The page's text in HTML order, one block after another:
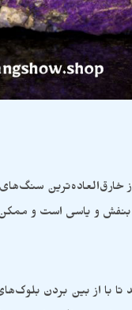
خارق‌العاده‌ترین
بنفش و یاسی است و
با از بین بردن